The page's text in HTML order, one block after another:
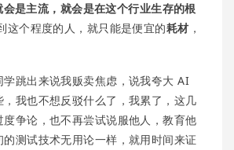
是主流，就会是在这个行业生存的根
这个程度的人，就只能是便宜的耗材 ，
学跳出来说我贩卖焦虑，说我夸大 AI
，我也不想反驳什么了，我累了，这几
争论，也不再尝试说服他人，教育他
的测试技术无用论一样，就用时间来证